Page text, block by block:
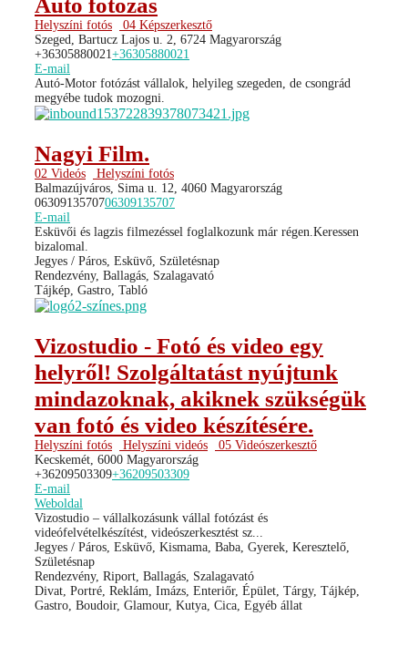
Autó fotózás
Helyszíni fotós
04 Képszerkesztő
Szeged, Bartucz Lajos u. 2, 6724 Magyarország
+36305880021 +36305880021
E-mail
Autó-Motor fotózást vállalok, helyileg szegeden, de csongrád
megyébe tudok mozogni.
Nagyi Film.
02 Videós
Helyszíni fotós
Balmazújváros, Sima u. 12, 4060 Magyarország
0630913570706309135707
E-mail
Esküvői és lagzis filmezéssel foglalkozunk már régen.Keressen
bizalomal.
Jegyes / Páros, Esküvő, Születésnap
Rendezvény, Ballagás, Szalagavató
Tájkép, Gastro, Tabló
Vizostudio - Fotó és video egy
helyről! Szolgáltatást nyújtunk
mindazoknak, akiknek szükségük
van fotó és video készítésére.
Helyszíni fotós Helyszíni videós
05 Videószerkesztő
Kecskemét, 6000 Magyarország
+36209503309+36209503309
E-mail
Weboldal
Vizostudio – vállalkozásunk vállal fotózást és
videófelvételkészítést, videószerkesztést sz...
Jegyes / Páros, Esküvő, Kismama, Baba, Gyerek, Keresztelő,
Születésnap
Rendezvény, Riport, Ballagás, Szalagavató
Divat, Portré, Reklám, Imázs, Enteriőr, Épület, Tárgy, Tájkép,
Gastro, Boudoir, Glamour, Kutya, Cica, Egyéb állat